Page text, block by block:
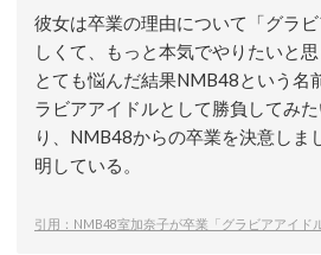
彼女は卒業の理由について「グラ
しくて、もっと本気でやりたいと思
とても悩んだ結果NMB48という名
ラビアアイドルとして勝負してみ
り、NMB48からの卒業を決意しま
明している。
引用：NMB48室加奈子が卒業「グラビアアイド